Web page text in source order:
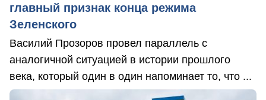
главный признак конца режима
Зеленского
Василий Прозоров провел параллель с
аналогичной ситуацией в истории прошлого
века, который один в один напоминает то, что ...